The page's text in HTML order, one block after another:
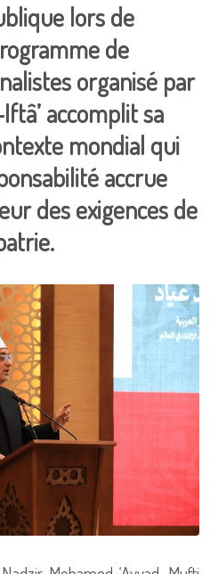
lors de
de
organisé par
accomplit sa
mondial qui
accrue
des exigences de